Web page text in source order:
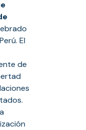
El
de